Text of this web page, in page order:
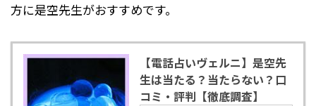
方に是空先生がおすすめです。
【電話占いヴェルニ】是空先
生は当たる？当たらない？口
コミ・評判【徹底調査】